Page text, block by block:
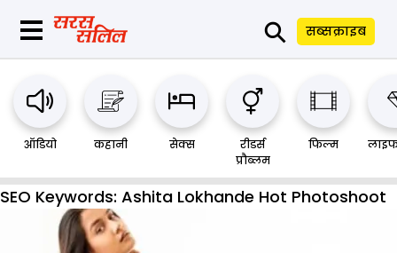
⚲ सब्सक्राइब
ऑडियो कहानी सेक्स
रीडर्स
प्रौब्लम
फिल्म
SEO Keywords: Ashita Lokhande Hot Photoshoot